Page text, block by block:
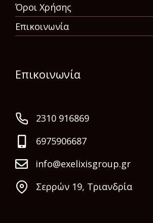
Όροι Χρήσης
Επικοινωνία
Επικοινωνία
2310 916869
6975906687
info@exelixisgroup.gr
Σερρών 19, Τριανδρία